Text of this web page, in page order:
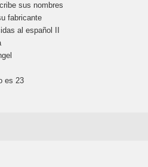
sus nombres
fabricante
al español II
es 23